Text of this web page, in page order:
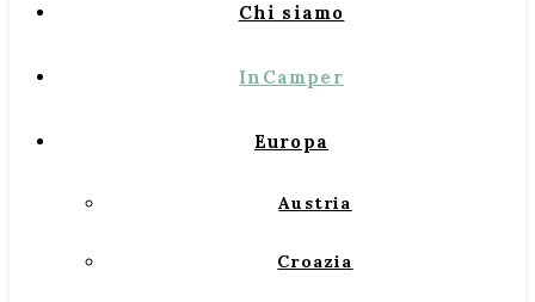
Chi siamo
InCamper
Europa
Austria
Croazia